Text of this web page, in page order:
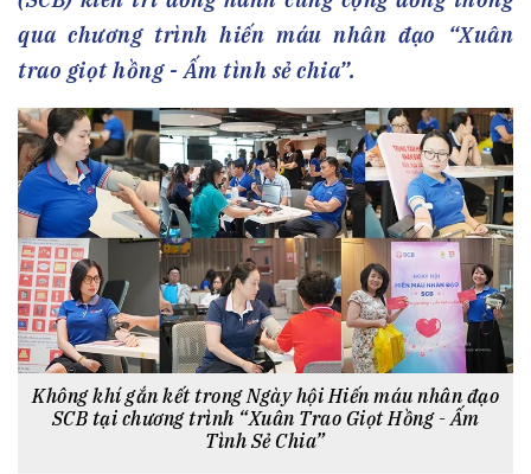
qua chương trình hiến máu nhân đạo “Xuân
trao giọt hồng - Ấm tình sẻ chia”.
Không khí gắn kết trong Ngày hội Hiến máu nhân đạo
SCB tại chương trình “Xuân Trao Giọt Hồng - Ấm
Tình Sẻ Chia”